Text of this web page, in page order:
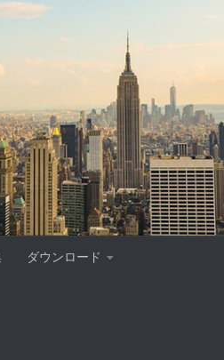
ダウンロード